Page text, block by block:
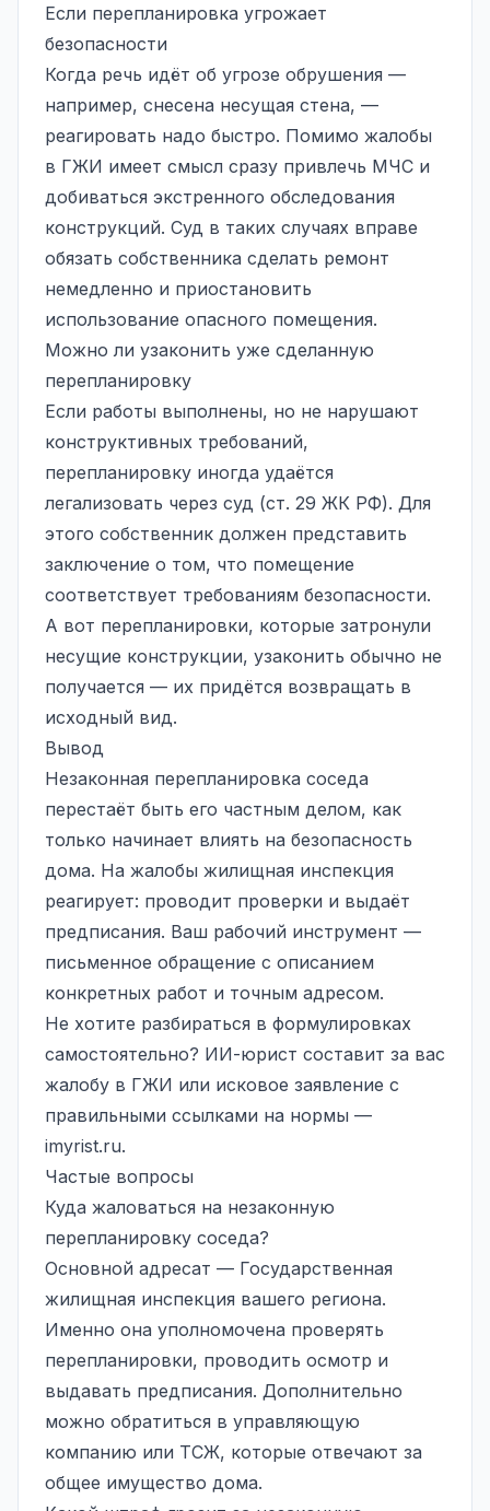
Если перепланировка угрожает
безопасности
Когда речь идёт об угрозе обрушения —
например, снесена несущая стена, —
реагировать надо быстро. Помимо жалобы
в ГЖИ имеет смысл сразу привлечь МЧС и
добиваться экстренного обследования
конструкций. Суд в таких случаях вправе
обязать собственника сделать ремонт
немедленно и приостановить
использование опасного помещения.
Можно ли узаконить уже сделанную
перепланировку
Если работы выполнены, но не нарушают
конструктивных требований,
перепланировку иногда удаётся
легализовать через суд (ст. 29 ЖК РФ). Для
этого собственник должен представить
заключение о том, что помещение
соответствует требованиям безопасности.
А вот перепланировки, которые затронули
несущие конструкции, узаконить обычно не
получается — их придётся возвращать в
исходный вид.
Вывод
Незаконная перепланировка соседа
перестаёт быть его частным делом, как
только начинает влиять на безопасность
дома. На жалобы жилищная инспекция
реагирует: проводит проверки и выдаёт
предписания. Ваш рабочий инструмент —
письменное обращение с описанием
конкретных работ и точным адресом.
Не хотите разбираться в формулировках
самостоятельно? ИИ-юрист составит за вас
жалобу в ГЖИ или исковое заявление с
правильными ссылками на нормы —
imyrist.ru.
Частые вопросы
Куда жаловаться на незаконную
перепланировку соседа?
Основной адресат — Государственная
жилищная инспекция вашего региона.
Именно она уполномочена проверять
перепланировки, проводить осмотр и
выдавать предписания. Дополнительно
можно обратиться в управляющую
компанию или ТСЖ, которые отвечают за
общее имущество дома.